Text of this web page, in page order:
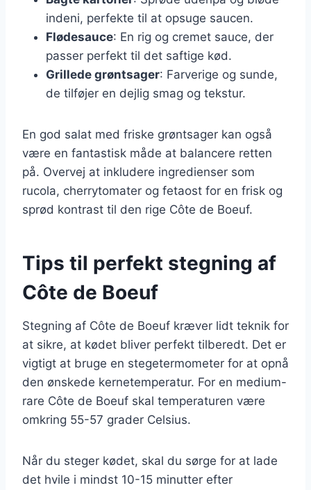
indeni, perfekte til at opsuge saucen.
Flødesauce: En rig og cremet sauce, der
passer perfekt til det saftige kød.
Grillede grøntsager: Farverige og sunde,
de tilføjer en dejlig smag og tekstur.
En god salat med friske grøntsager kan også
være en fantastisk måde at balancere retten
på. Overvej at inkludere ingredienser som
rucola, cherrytomater og fetaost for en frisk og
sprød kontrast til den rige Côte de Boeuf.
Tips til perfekt stegning af
Côte de Boeuf
Stegning af Côte de Boeuf kræver lidt teknik for
at sikre, at kødet bliver perfekt tilberedt. Det er
vigtigt at bruge en stegetermometer for at opnå
den ønskede kernetemperatur. For en medium-
rare Côte de Boeuf skal temperaturen være
omkring 55-57 grader Celsius.
Når du steger kødet, skal du sørge for at lade
det hvile i mindst 10-15 minutter efter